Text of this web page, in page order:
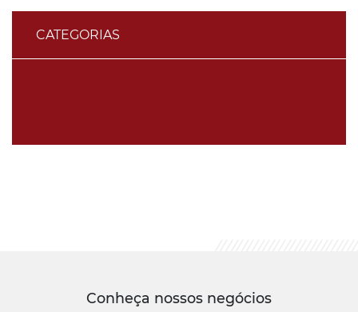
CATEGORIAS
Conheça nossos negócios